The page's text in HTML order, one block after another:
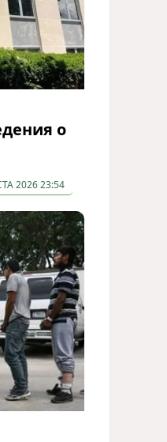
о
2026 23:54